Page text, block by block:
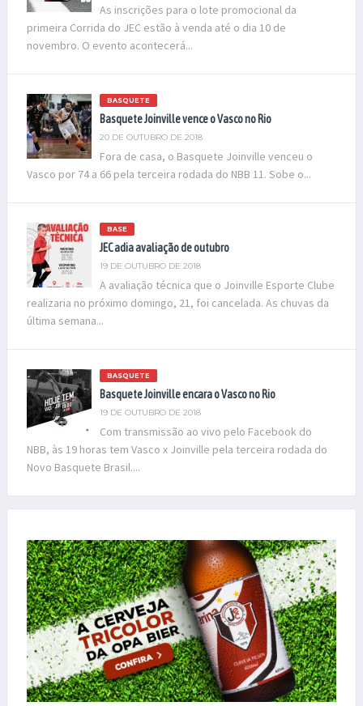
As inscrições para o lote promocional da
primeira Corrida do JEC estão à venda até o dia 10 de
novembro. O evento acontecerá...
BASQUETE
Basquete Joinville vence o Vasco no Rio
20 DE OUTUBRO DE 2018
Fora de casa, o Basquete Joinville venceu o
Vasco por 74 a 66 pela terceira rodada do NBB 11. Sobe o...
BASE
JEC adia avaliação de outubro
19 DE OUTUBRO DE 2018
A avaliação técnica que o Joinville Esporte Clube
realizaria no próximo domingo, 21, foi cancelada. As chuvas da
última semana...
BASQUETE
Basquete Joinville encara o Vasco no Rio
19 DE OUTUBRO DE 2018
Com transmissão ao vivo pelo Facebook do
NBB, às 19 horas tem Vasco x Joinville pela terceira rodada do
Novo Basquete Brasil....